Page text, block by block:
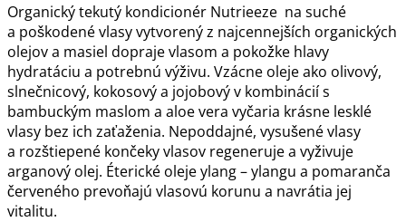
Organický tekutý kondicionér Nutrieeze na suché
a poškodené vlasy vytvorený z najcennejších organických
olejov a masiel dopraje vlasom a pokožke hlavy
hydratáciu a potrebnú výživu. Vzácne oleje ako olivový,
slnečnicový, kokosový a jojobový v kombinácií s
bambuckým maslom a aloe vera vyčaria krásne lesklé
vlasy bez ich zaťaženia. Nepoddajné, vysušené vlasy
a rozštiepené končeky vlasov regeneruje a vyživuje
arganový olej. Éterické oleje ylang – ylangu a pomaranča
červeného prevoňajú vlasovú korunu a navrátia jej
vitalitu.